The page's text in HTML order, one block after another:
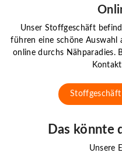
Unser Stoffgeschäft
führen eine schöne Auswahl
online durchs Nähparadies.
Stoffgeschäft
Das könnte
Unsere